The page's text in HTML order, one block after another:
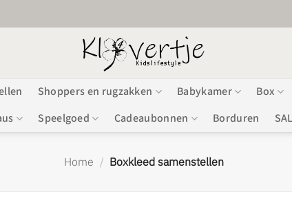
Shoppers en rugzakken Babykamer Box
Speelgoed Cadeaubonnen Borduren
Home / Boxkleed samenstellen